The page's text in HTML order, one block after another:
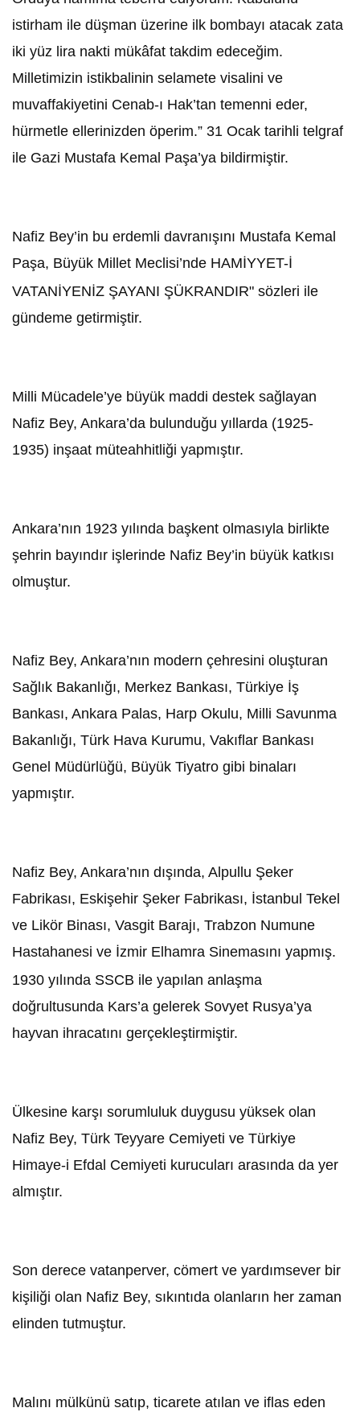
istirham ile düşman üzerine ilk bombayı atacak zata
iki yüz lira nakti mükâfat takdim edeceğim.
Milletimizin istikbalinin selamete visalini ve
muvaffakiyetini Cenab-ı Hak’tan temenni eder,
hürmetle ellerinizden öperim.” 31 Ocak tarihli telgraf
ile Gazi Mustafa Kemal Paşa’ya bildirmiştir.
Nafiz Bey’in bu erdemli davranışını Mustafa Kemal
Paşa, Büyük Millet Meclisi’nde HAMİYYET-İ
VATANİYENİZ ŞAYANI ŞÜKRANDIR" sözleri ile
gündeme getirmiştir.
Milli Mücadele’ye büyük maddi destek sağlayan
Nafiz Bey, Ankara’da bulunduğu yıllarda (1925-
1935) inşaat müteahhitliği yapmıştır.
Ankara’nın 1923 yılında başkent olmasıyla birlikte
şehrin bayındır işlerinde Nafiz Bey’in büyük katkısı
olmuştur.
Nafiz Bey, Ankara’nın modern çehresini oluşturan
Sağlık Bakanlığı, Merkez Bankası, Türkiye İş
Bankası, Ankara Palas, Harp Okulu, Milli Savunma
Bakanlığı, Türk Hava Kurumu, Vakıflar Bankası
Genel Müdürlüğü, Büyük Tiyatro gibi binaları
yapmıştır.
Nafiz Bey, Ankara’nın dışında, Alpullu Şeker
Fabrikası, Eskişehir Şeker Fabrikası, İstanbul Tekel
ve Likör Binası, Vasgit Barajı, Trabzon Numune
Hastahanesi ve İzmir Elhamra Sinemasını yapmış.
1930 yılında SSCB ile yapılan anlaşma
doğrultusunda Kars’a gelerek Sovyet Rusya’ya
hayvan ihracatını gerçekleştirmiştir.
Ülkesine karşı sorumluluk duygusu yüksek olan
Nafiz Bey, Türk Teyyare Cemiyeti ve Türkiye
Himaye-i Efdal Cemiyeti kurucuları arasında da yer
almıştır.
Son derece vatanperver, cömert ve yardımsever bir
kişiliği olan Nafiz Bey, sıkıntıda olanların her zaman
elinden tutmuştur.
Malını mülkünü satıp, ticarete atılan ve iflas eden